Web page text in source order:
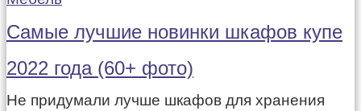
Самые лучшие новинки шкафов купе
2022 года (60+ фото)
Не придумали лучше шкафов для хранения